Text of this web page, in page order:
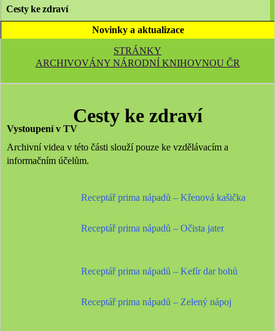
Cesty ke zdraví
Novinky a aktualizace
STRÁNKY
ARCHIVOVÁNY NÁRODNÍ KNIHOVNOU ČR
Cesty ke zdraví
Vystoupení v TV
Archivní videa v této části slouží pouze ke vzdělávacím a
informačním účelům.
Receptář prima nápadů – Křenová kašička
Receptář prima nápadů – Očista jater
Receptář prima nápadů – Kefír dar bohů
Receptář prima nápadů – Zelený nápoj